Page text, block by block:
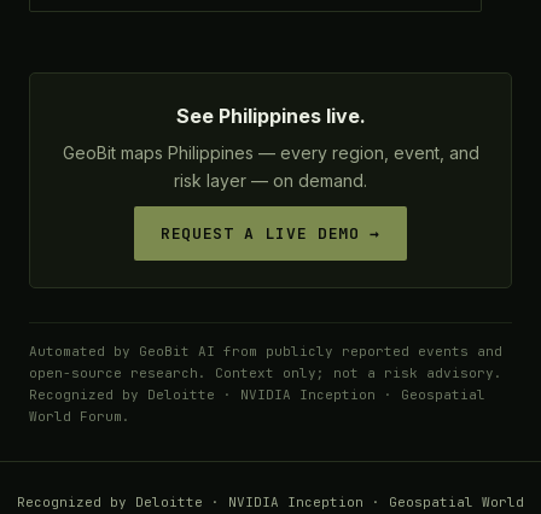
See Philippines live.
GeoBit maps Philippines — every region, event, and
risk layer — on demand.
REQUEST A LIVE DEMO →
Automated by GeoBit AI from publicly reported events and
open-source research. Context only; not a risk advisory.
Recognized by Deloitte · NVIDIA Inception · Geospatial
World Forum.
Recognized by Deloitte · NVIDIA Inception · Geospatial World